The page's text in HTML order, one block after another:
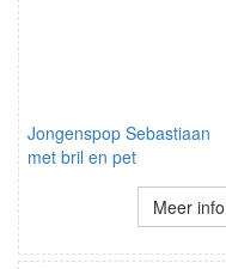
Jongenspop Sebastiaan
met bril en pet
Meer info